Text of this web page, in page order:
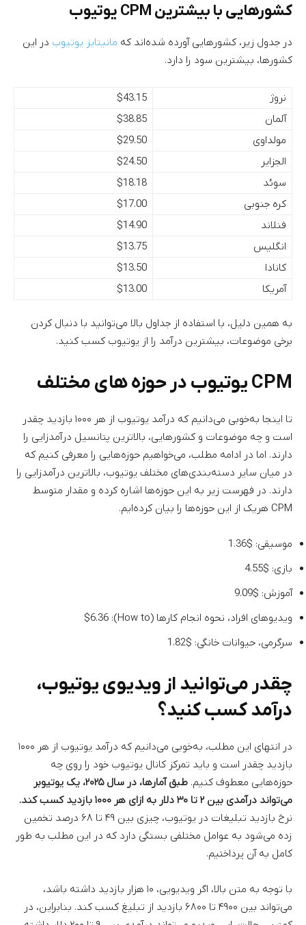
کشورهایی با بیشترین CPM یوتیوب
در جدول زیر، کشورهایی آورده شده‌اند که مانیتایز یوتیوب در این
کشورها، بیشترین سود را دارد.
نروژ
$43.15
آلمان
$38.85
مولداوی
$29.50
الجزایر
$24.50
سوئد
$18.18
کره جنوبی
$17.00
فنلاند
$14.90
انگلیس
$13.75
کانادا
$13.50
آمریکا
$13.00
به همین دلیل، با استفاده از جداول بالا می‌توانید با دنبال کردن
برخی موضوعات، بیشترین درآمد را از یوتیوب کسب کنید.
CPM یوتیوب در حوزه های مختلف
تا اینجا به‌خوبی می‌دانیم که درآمد یوتیوب از هر ۱۰۰۰ بازدید چقدر
است و چه موضوعات و کشورهایی، بالاترین پتانسیل درآمدزایی را
دارند. اما در ادامه مطلب، می‌خواهیم حوزه‌هایی را معرفی کنیم که
در میان سایر دسته‌بندی‌های مختلف یوتیوب، بالاترین درآمدزایی را
دارند. در فهرست زیر به این حوزه‌ها اشاره کرده و مقدار متوسط
CPM هریک از این حوزه‌ها را بیان کرده‌ایم.
موسیقی: $1.36
بازی: $4.55
آموزش: $9.09
ویدیوهای افراد، نحوه انجام کارها (How to): $6.36
سرگرمی، حیوانات خانگی: $1.82
چقدر می‌توانید از ویدیوی یوتیوب،
درآمد کسب کنید؟
در انتهای این مطلب، به‌خوبی می‌دانیم که درآمد یوتیوب از هر ۱۰۰۰
بازدید چقدر است و باید تمرکز کانال یوتیوب خود را روی چه
حوزه‌هایی معطوف کنیم.
طبق آمارها، در سال ۲۰۲۵، یک یوتیوبر
می‌تواند درآمدی بین ۲ تا ۳۰ دلار به ازای هر ۱۰۰۰ بازدید کسب کند.
نرخ بازدید تبلیغات در یوتیوب، چیزی بین ۴۹ تا ۶۸ درصد تخمین
زده می‌شود به عوامل مختلفی بستگی دارد که در این مطلب به طور
کامل به آن پرداختیم.
با توجه به متن بالا، اگر ویدیویی، ۱۰ هزار بازدید داشته باشد،
می‌تواند بین ۴۹۰۰ تا ۶۸۰۰ بازدید از تبلیغ کسب کند. بنابراین، در